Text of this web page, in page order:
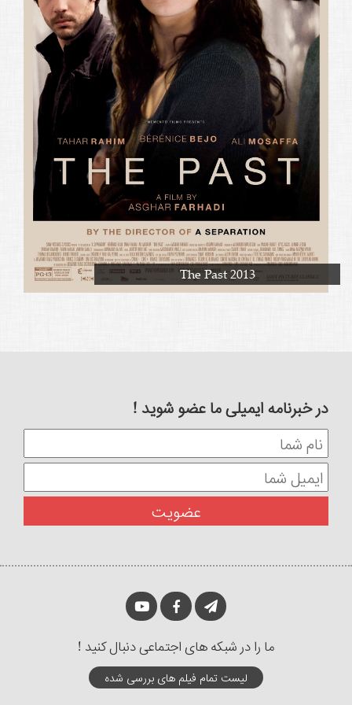
The Past 2013
در خبرنامه ایمیلی ما عضو شوید !
ما را در شبکه های اجتماعی دنبال کنید !
لیست تمام فیلم های بررسی شده